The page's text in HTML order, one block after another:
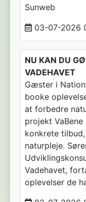
Sunweb
03-07-2026
NU KAN DU
VADEHAVET
Gæster i
booke
at forbedre
projekt
konkrete
naturpleje.
Vadehavet,
oplevelser de